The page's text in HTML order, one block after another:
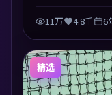
11万 4.8千 6
精选